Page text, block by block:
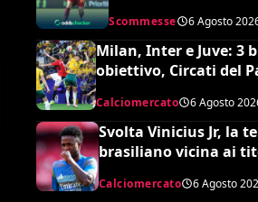
Scommesse 6 Agosto
Milan, Inter e Juve: 3
obiettivo, Circati del
richiesta è di 35 milioni
Calciomercato 6 Agosto
Svolta Vinicius Jr, la
brasiliano vicina ai
Calciomercato 6 Agosto